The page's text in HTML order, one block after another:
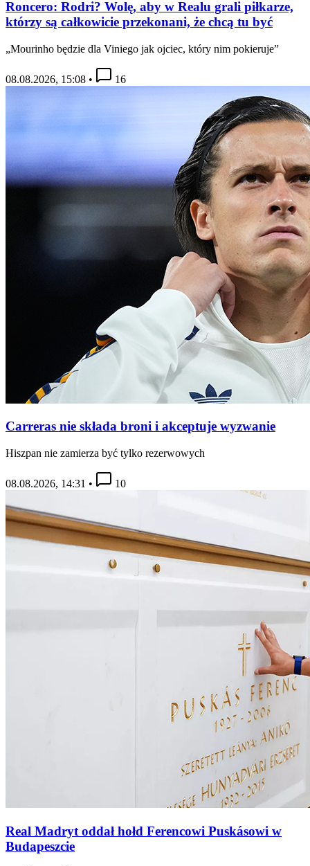
Roncero: Rodri? Wolę, aby w Realu grali piłkarze,
którzy są całkowicie przekonani, że chcą tu być
„Mourinho będzie dla Viniego jak ojciec, który nim pokieruje”
08.08.2026, 15:08 • 16
Carreras nie składa broni i akceptuje wyzwanie
Hiszpan nie zamierza być tylko rezerwowych
08.08.2026, 14:31 • 10
Real Madryt oddał hołd Ferencowi Puskásowi w
Budapeszcie